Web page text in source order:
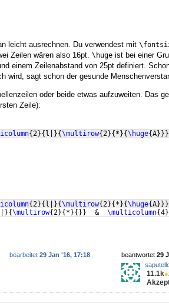
leicht ausrechnen. Du verwendest mit
Zeilen wären also 16pt. \huge ist bei einer
einem Zeilenabstand von 25pt definiert.
wird, sagt schon der gesunde
oder beide etwas aufzuweiten. Das
Zeile):
{2}{ l| }{\multirow{2}{ * }{\huge{A}}}
{2}{ l| }{\multirow{2}{ * }{\huge{A}}}
}{\multirow{2}{ * }{ }}
  &
\multicolumn{4}
beantwortet 29
11.1k●
bearbeitet 29 Jan '16, 17:18